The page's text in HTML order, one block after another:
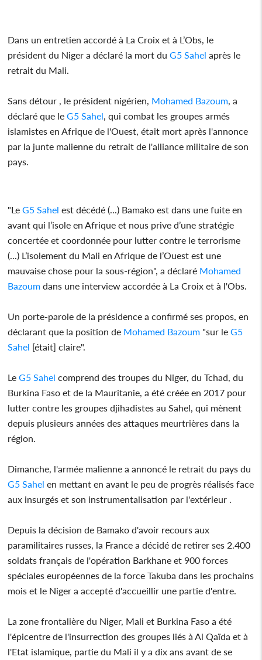
Dans un entretien accordé à La Croix et à L’Obs, le
président du Niger a déclaré la mort duG5 Sahel après le
retrait du Mali.
Sans détour , le président nigérien, Mohamed Bazoum, a
déclaré que leG5 Sahel, qui combat les groupes armés
islamistes en Afrique de l'Ouest, était mort après l'annonce
par la junte malienne du retrait de l'alliance militaire de son
pays.
"LeG5 Sahel est décédé (...) Bamako est dans une fuite en
avant qui l’isole en Afrique et nous prive d’une stratégie
concertée et coordonnée pour lutter contre le terrorisme
(...) L’isolement du Mali en Afrique de l’Ouest est une
mauvaise chose pour la sous-région", a déclaré Mohamed
Bazoum dans une interview accordée à La Croix et à l'Obs.
Un porte-parole de la présidence a confirmé ses propos, en
déclarant que la position de Mohamed Bazoum "sur leG5
Sahel [était] claire".
LeG5 Sahel comprend des troupes du Niger, du Tchad, du
Burkina Faso et de la Mauritanie, a été créée en 2017 pour
lutter contre les groupes djihadistes au Sahel, qui mènent
depuis plusieurs années des attaques meurtrières dans la
région.
Dimanche, l'armée malienne a annoncé le retrait du pays du
G5 Sahel en mettant en avant le peu de progrès réalisés face
aux insurgés et son instrumentalisation par l'extérieur .
Depuis la décision de Bamako d'avoir recours aux
paramilitaires russes, la France a décidé de retirer ses 2.400
soldats français de l'opération Barkhane et 900 forces
spéciales européennes de la force Takuba dans les prochains
mois et le Niger a accepté d'accueillir une partie d'entre.
La zone frontalière du Niger, Mali et Burkina Faso a été
l'épicentre de l'insurrection des groupes liés à Al Qaïda et à
l'Etat islamique, partie du Mali il y a dix ans avant de se